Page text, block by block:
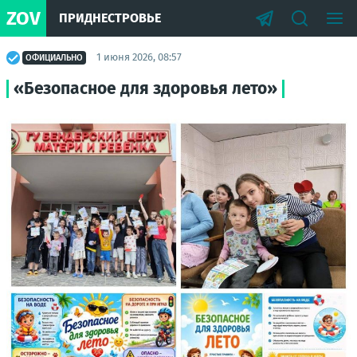
ZOV ПРИДНЕСТРОВЬЕ
ОФИЦИАЛЬНО 1 июня 2026, 08:57
«Безопасное для здоровья лето»